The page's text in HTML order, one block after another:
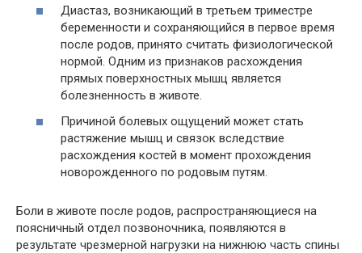
Диастаз, возникающий в третьем триместре
беременности и сохраняющийся в первое время
после родов, принято считать физиологической
нормой. Одним из признаков расхождения
прямых поверхностных мышц является
болезненность в животе.
Причиной болевых ощущений может стать
растяжение мышц и связок вследствие
расхождения костей в момент прохождения
новорожденного по родовым путям.
Боли в животе после родов, распространяющиеся на
поясничный отдел позвоночника, появляются в
результате чрезмерной нагрузки на нижнюю часть спины